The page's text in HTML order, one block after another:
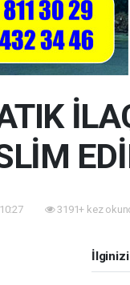
3191+ kez